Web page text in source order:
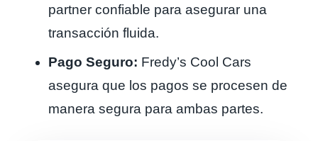
partner confiable para asegurar una
transacción fluida.
Pago Seguro: Fredy’s Cool Cars
asegura que los pagos se procesen de
manera segura para ambas partes.